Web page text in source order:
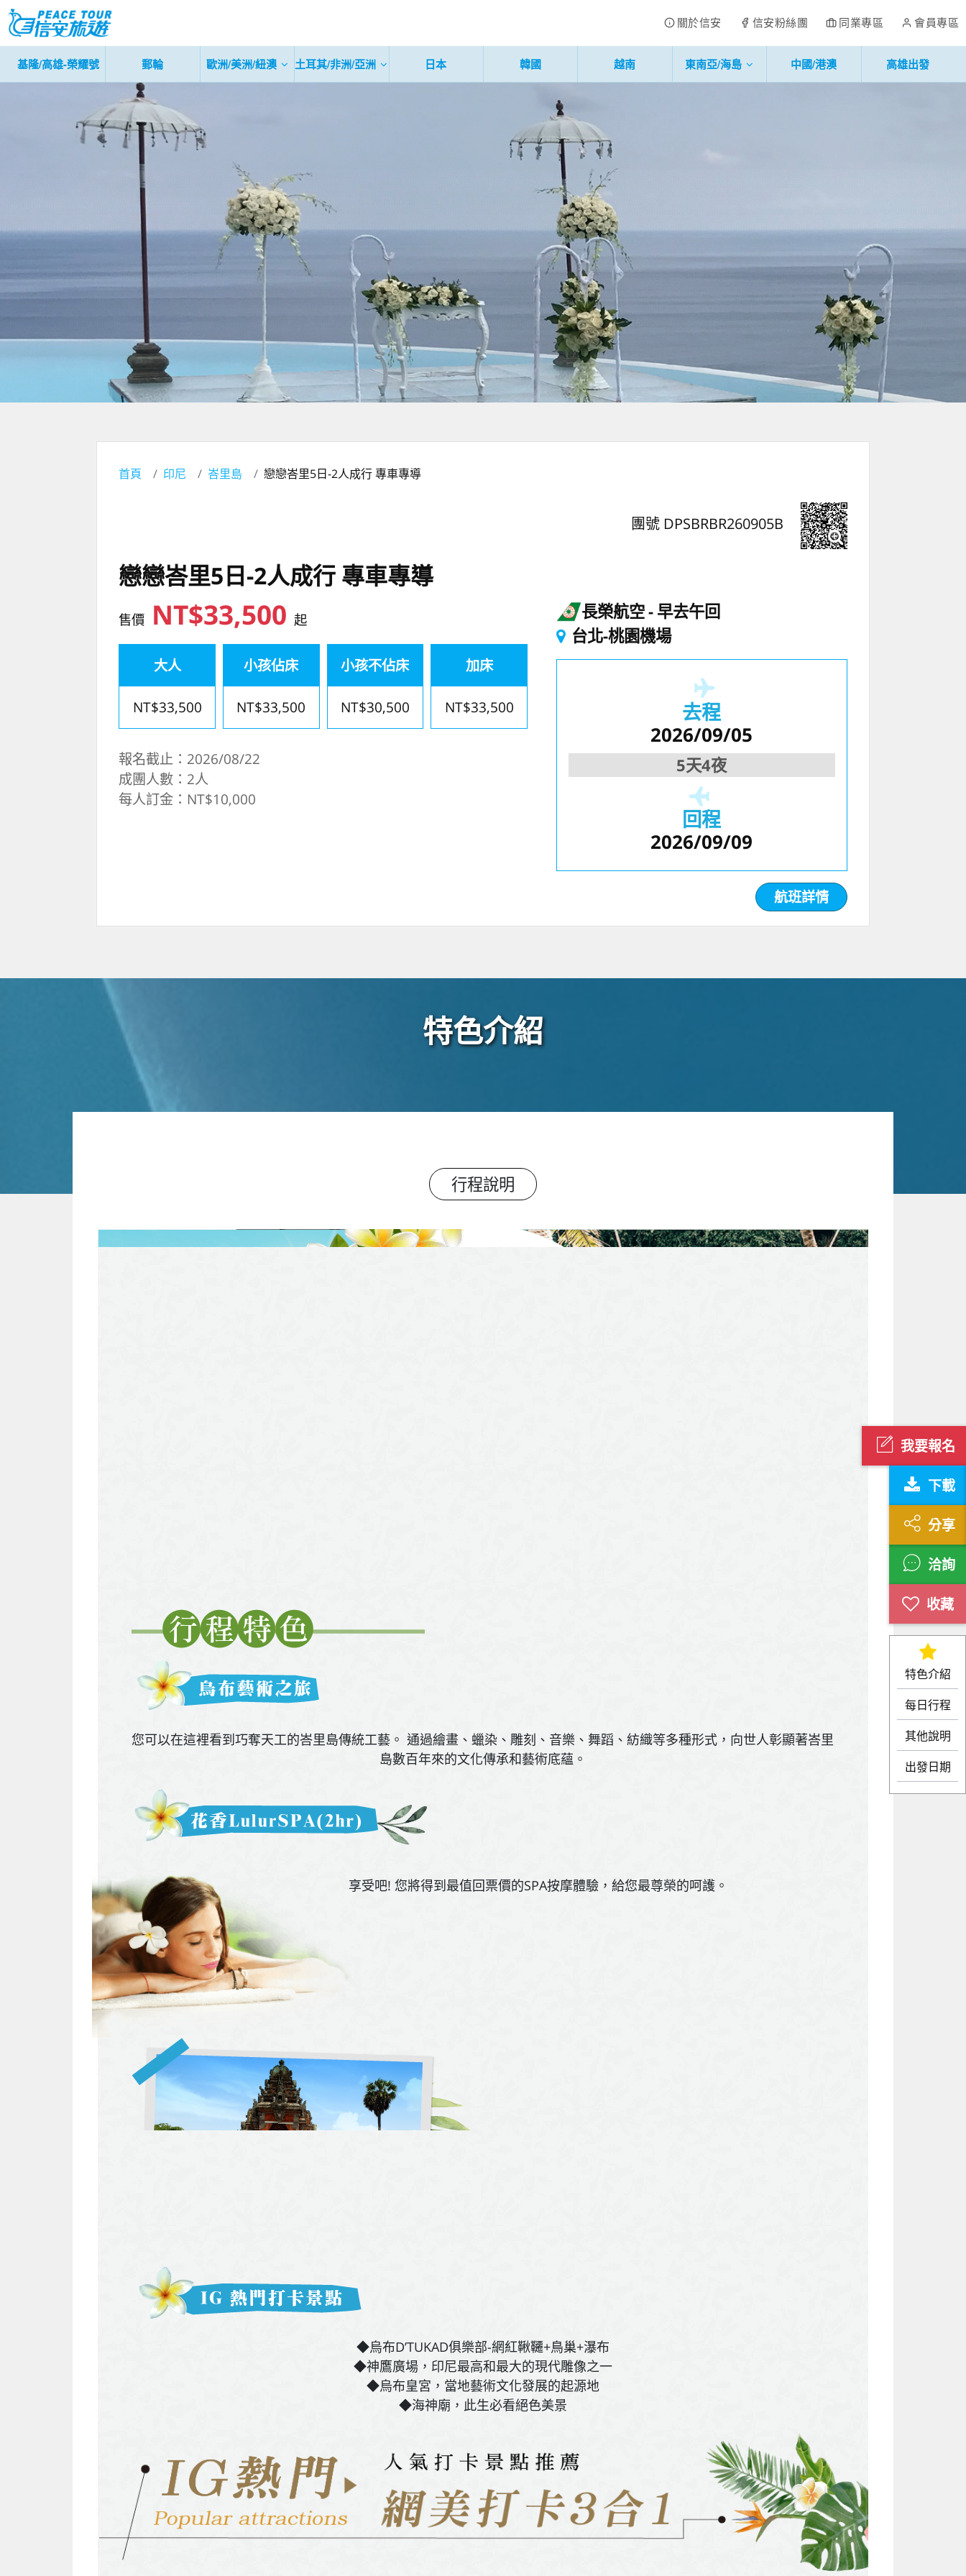
關於信安 信安粉絲團 同業專區 會員專區
基隆/高雄-榮耀號 郵輪 歐洲/美洲/紐澳 土耳其/非洲/亞洲 日本 韓國 越南 東南亞/海島 中國/港澳 高雄出發
我要報名
下載
分享
洽詢
特色介紹
每日行程
其他說明
出發日期
首頁 印尼 峇里島 戀戀峇里5日-2人成行 專車專導
團號 DPSBRBR260905B
戀戀峇里5日-2人成行 專車專導
售價 NT$33,500起
大人
NT$33,500
小孩佔床
NT$33,500
小孩不佔床
NT$30,500
加床
NT$33,500
報名截止：2026/08/22
成團人數：2人
每人訂金：NT$10,000
長榮航空 早去午回
台北-桃園機場
去程
2026/09/05
5天4夜
回程
2026/09/09
航班詳情
特色介紹
行程說明
您可以在這裡看到巧奪天工的峇里島傳統工藝。 通過繪畫、蠟染、雕刻、音樂、舞蹈、紡織等多種形式，向世人彰顯著峇里
島數百年來的文化傳承和藝術底蘊。
享受吧! 您將得到最值回票價的SPA按摩體驗，給您最尊榮的呵護。
◆烏布D’TUKAD俱樂部-網紅鞦韆+鳥巢+瀑布
◆神鷹廣場，印尼最高和最大的現代雕像之一
◆烏布皇宮，當地藝術文化發展的起源地
◆海神廟，此生必看絕色美景